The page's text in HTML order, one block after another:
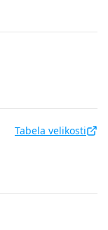
Tabela velikosti